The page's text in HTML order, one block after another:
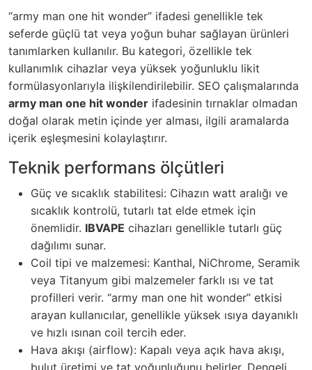
“army man one hit wonder” ifadesi genellikle tek
seferde güçlü tat veya yoğun buhar sağlayan ürünleri
tanımlarken kullanılır. Bu kategori, özellikle tek
kullanımlık cihazlar veya yüksek yoğunluklu likit
formülasyonlarıyla ilişkilendirilebilir. SEO çalışmalarında
army man one hit wonder ifadesinin tırnaklar olmadan
doğal olarak metin içinde yer alması, ilgili aramalarda
içerik eşleşmesini kolaylaştırır.
Teknik performans ölçütleri
Güç ve sıcaklık stabilitesi: Cihazın watt aralığı ve
sıcaklık kontrolü, tutarlı tat elde etmek için
önemlidir. IBVAPE cihazları genellikle tutarlı güç
dağılımı sunar.
Coil tipi ve malzemesi: Kanthal, NiChrome, Seramik
veya Titanyum gibi malzemeler farklı ısı ve tat
profilleri verir. “army man one hit wonder” etkisi
arayan kullanıcılar, genellikle yüksek ısıya dayanıklı
ve hızlı ısınan coil tercih eder.
Hava akışı (airflow): Kapalı veya açık hava akışı,
bulut üretimi ve tat yoğunluğunu belirler. Dengeli